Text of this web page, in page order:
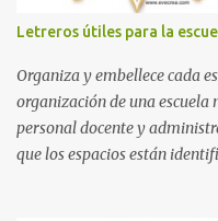
Letreros útiles para la
Organiza y embellece cada
organización de una escuela
personal docente y
que los espacios están